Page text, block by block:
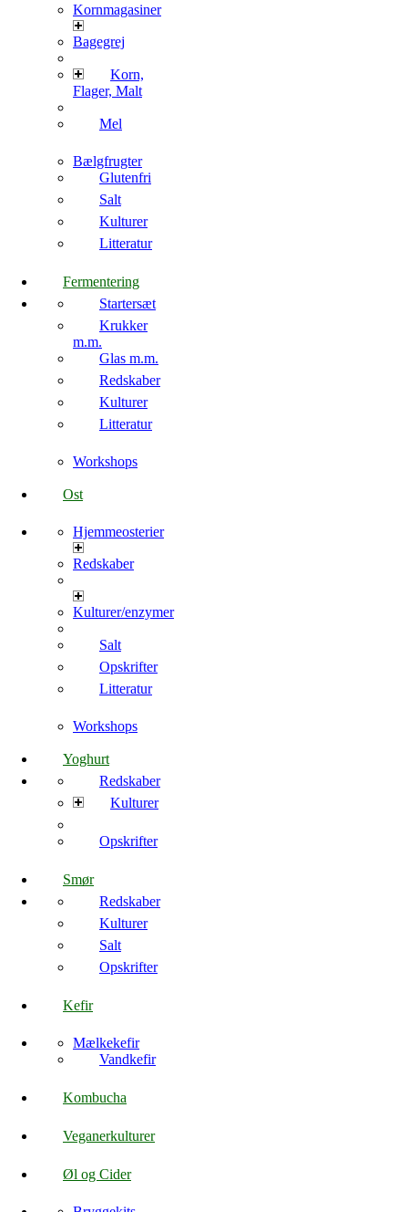
Kornmagasiner
Bagegrej
Korn,
Flager, Malt
Mel
Bælgfrugter
Glutenfri
Salt
Kulturer
Litteratur
Fermentering
Startersæt
Krukker
m.m.
Glas m.m.
Redskaber
Kulturer
Litteratur
Workshops
Ost
Hjemmeosterier
Redskaber
Kulturer/enzymer
Salt
Opskrifter
Litteratur
Workshops
Yoghurt
Redskaber
Kulturer
Opskrifter
Smør
Redskaber
Kulturer
Salt
Opskrifter
Kefir
Mælkekefir
Vandkefir
Kombucha
Veganerkulturer
Øl og Cider